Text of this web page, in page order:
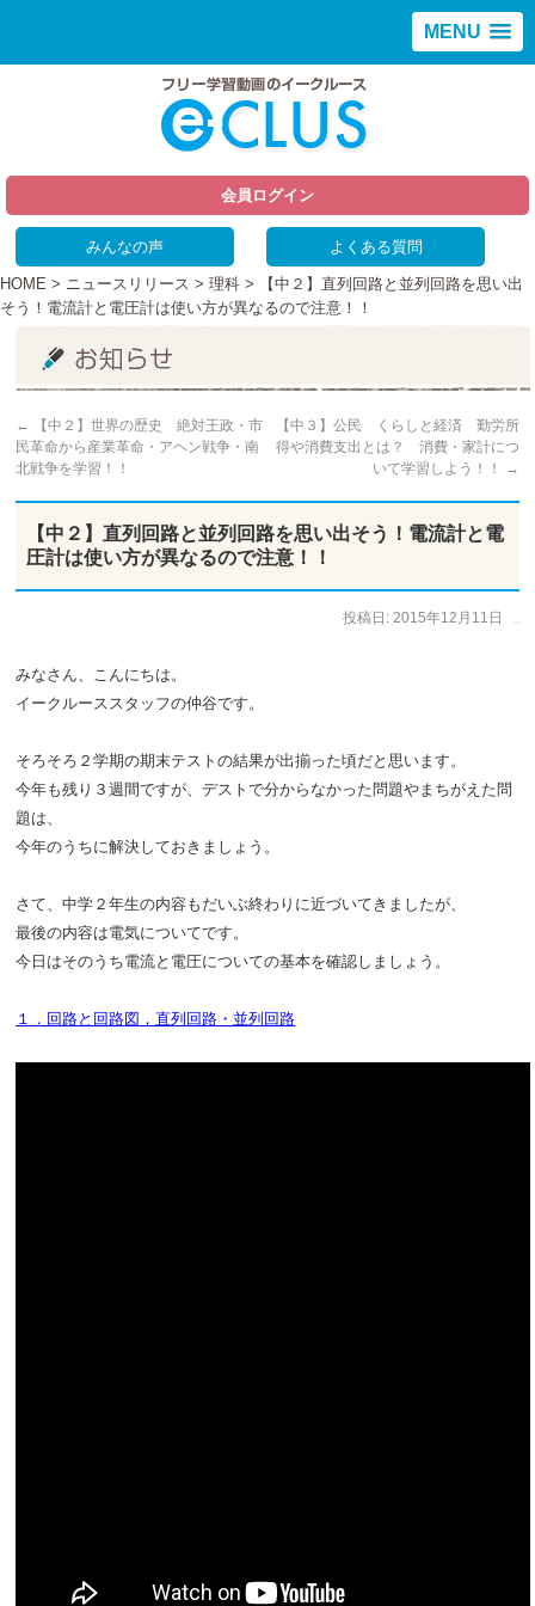
MENU
会員ログイン
みんなの声 よくある質問
HOME > ニュースリリース > 理科 > 【中２】直列回路と並列回路を思い出
そう！電流計と電圧計は使い方が異なるので注意！！
←
【中２】世界の歴史 絶対王政・市
民革命から産業革命・アヘン戦争・南
北戦争を学習！！
【中３】公民 くらしと経済 勤労所
得や消費支出とは？ 消費・家計につ
いて学習しよう！！
→
【中２】直列回路と並列回路を思い出そう！電流計と電
圧計は使い方が異なるので注意！！
投稿日: 2015年12月11日
みなさん、こんにちは。
イークルーススタッフの仲谷です。
そろそろ２学期の期末テストの結果が出揃った頃だと思います。
今年も残り３週間ですが、デストで分からなかった問題やまちがえた問
題は、
今年のうちに解決しておきましょう。
さて、中学２年生の内容もだいぶ終わりに近づいてきましたが、
最後の内容は電気についてです。
今日はそのうち電流と電圧についての基本を確認しましょう。
１．回路と回路図，直列回路・並列回路